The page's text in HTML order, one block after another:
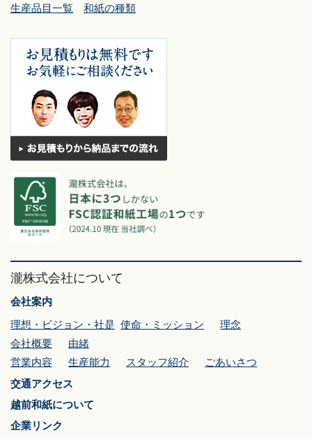
生産品目一覧 和紙の種類
瀧株式会社について
会社案内
理想・ビジョン・社是 使命・ミッション
理念
会社概要
由緒
営業内容
生産能力 スタッフ紹介
ごあいさつ
交通アクセス
越前和紙について
企業リンク